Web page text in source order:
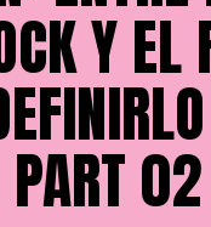
Y EL
02